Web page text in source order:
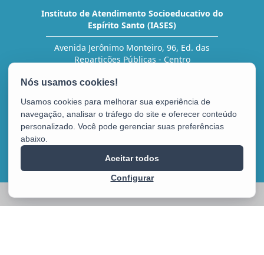
Instituto de Atendimento Socioeducativo do
Espírito Santo (IASES)
Avenida Jerônimo Monteiro, 96, Ed. das
Repartições Públicas - Centro
Tel.: (27) 3636-5454 (RH)
Usamos cookies para melhorar sua experiência de
navegação, analisar o tráfego do site e oferecer conteúdo
personalizado. Você pode gerenciar suas preferências
abaixo.
Configurar
Aceitar todos